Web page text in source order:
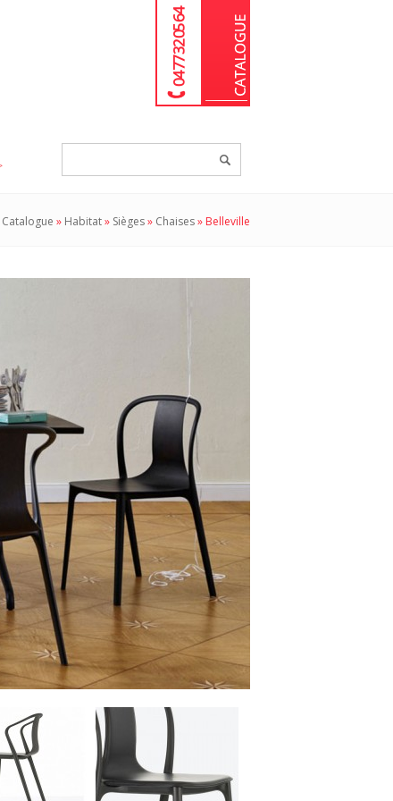
04 77 32 05 64
Catalogue » Habitat» Sièges» Chaises» Belleville